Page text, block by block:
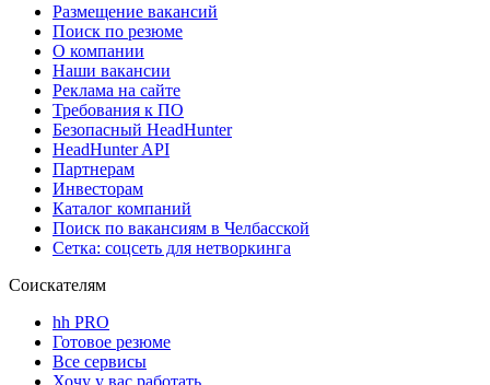
Размещение вакансий
Поиск по резюме
О компании
Наши вакансии
Реклама на сайте
Требования к ПО
Безопасный HeadHunter
HeadHunter API
Партнерам
Инвесторам
Каталог компаний
Поиск по вакансиям в Челбасской
Сетка: соцсеть для нетворкинга
Соискателям
hh PRO
Готовое резюме
Все сервисы
Хочу у вас работать